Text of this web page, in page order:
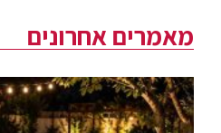
מאמרים אחרונים